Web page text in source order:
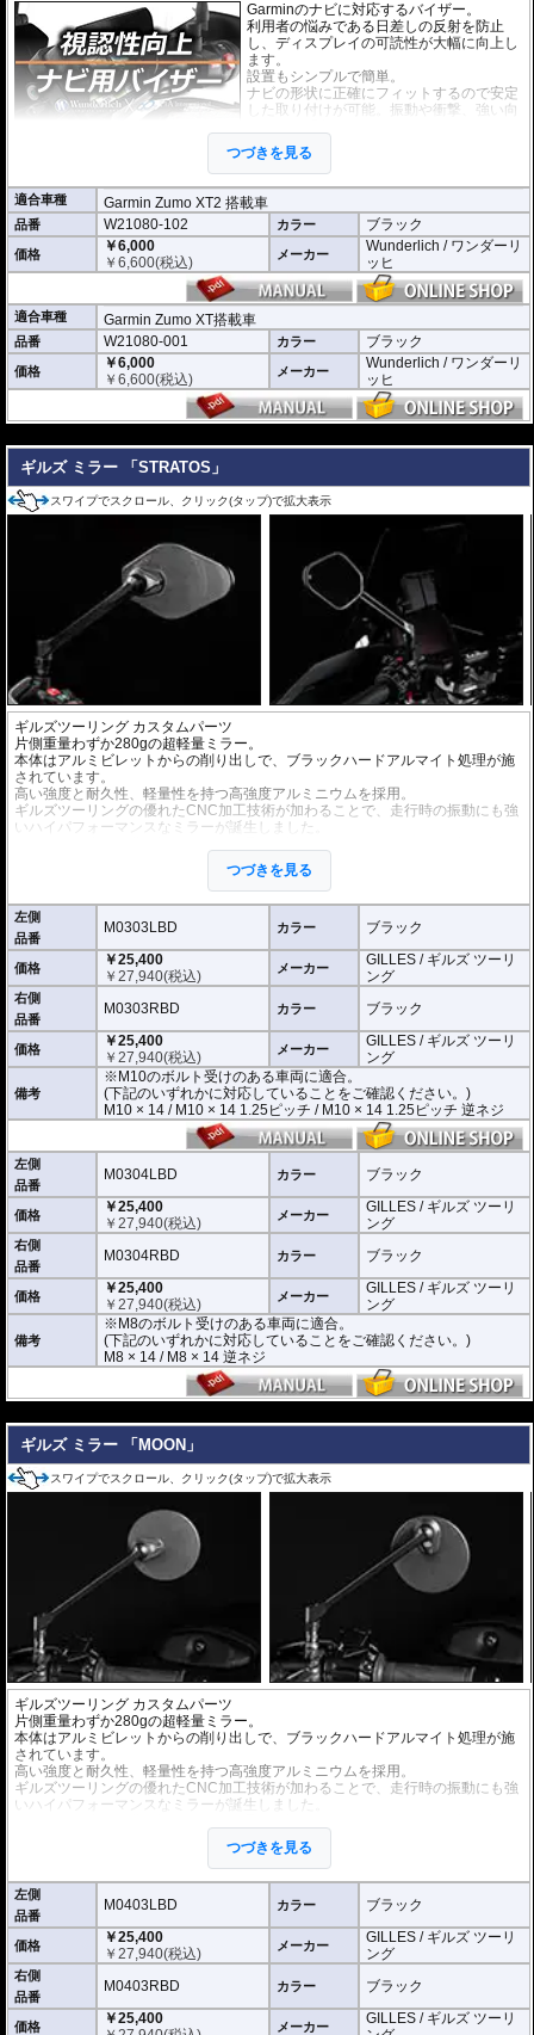
Garminのナビに対応するバイザー。
利用者の悩みである日差しの反射を防止
し、ディスプレイの可読性が大幅に向上し
ます。
設置もシンプルで簡単。
ナビの形状に正確にフィットするので安定
した取り付けが可能。振動や衝撃、強い向
耐紫外線、高耐久。
つづきを見る
適合車種 Garmin Zumo XT2 搭載車
品番 W21080-102 カラー ブラック
価格
￥6,000
￥6,600(税込) メーカー
Wunderlich / ワンダーリ
ッヒ
適合車種 Garmin Zumo XT搭載車
品番 W21080-001 カラー ブラック
価格
￥6,000
￥6,600(税込) メーカー
Wunderlich / ワンダーリ
ッヒ
ギルズ ミラー 「STRATOS」
スワイプでスクロール、クリック(タップ)で拡大表示
ギルズツーリング カスタムパーツ
片側重量わずか280gの超軽量ミラー。
本体はアルミビレットからの削り出しで、ブラックハードアルマイト処理が施
されています。
高い強度と耐久性、軽量性を持つ高強度アルミニウムを採用。
ギルズツーリングの優れたCNC加工技術が加わることで、走行時の振動にも強
いハイパフォーマンスなミラーが誕生しました。
付属アダプターは汎用性が高く、多くの車種にご利用いただけます。
※車検対応
※左右別売
※商品は汎用品です。
(取付確認がされているものは下記の適合検索で適合品番をご確認いただけま
す。)
M0303LBD / M0303RBD : M10のボルト受けのある車両に適合
※車体側のミラーの取り付け部分が下記のいずれかのネジに対応していること
をご確認ください。
M10 × 14 / M10 × 14 1.25ピッチ / M10 × 14 1.25ピッチ 逆ネジ
M0304LBD / M0304RBD : M8のボルト受けのある車両に適合
※車体側のミラーの取り付け部分が下記のいずれかのネジに対応していること
M8 × 14 / M8 × 14 逆ネジ
※取付箇所の状況や干渉するものがないかなど、あらかじめ寸法図を参考に実
車にて事前にご確認願います。
つづきを見る
左側
品番
M0303LBD カラー ブラック
価格
￥25,400
￥27,940(税込) メーカー
GILLES / ギルズ ツーリ
ング
右側
品番
M0303RBD カラー ブラック
価格
￥25,400
￥27,940(税込) メーカー
GILLES / ギルズ ツーリ
ング
備考
※M10のボルト受けのある車両に適合。
(下記のいずれかに対応していることをご確認ください。)
M10 × 14 / M10 × 14 1.25ピッチ / M10 × 14 1.25ピッチ 逆ネジ
左側
品番
M0304LBD カラー ブラック
価格
￥25,400
￥27,940(税込) メーカー
GILLES / ギルズ ツーリ
ング
右側
品番
M0304RBD カラー ブラック
価格
￥25,400
￥27,940(税込) メーカー
GILLES / ギルズ ツーリ
ング
備考
※M8のボルト受けのある車両に適合。
(下記のいずれかに対応していることをご確認ください。)
M8 × 14 / M8 × 14 逆ネジ
ギルズ ミラー 「MOON」
スワイプでスクロール、クリック(タップ)で拡大表示
ギルズツーリング カスタムパーツ
片側重量わずか280gの超軽量ミラー。
本体はアルミビレットからの削り出しで、ブラックハードアルマイト処理が施
されています。
高い強度と耐久性、軽量性を持つ高強度アルミニウムを採用。
ギルズツーリングの優れたCNC加工技術が加わることで、走行時の振動にも強
いハイパフォーマンスなミラーが誕生しました。
付属アダプターは汎用性が高く、多くの車種にご利用いただけます。
※車検対応
※左右別売
※商品は汎用品です。
(取付確認がされているものは下記の適合検索で適合品番をご確認いただけま
す。)
M0403LBD / M0403RBD : M10のボルト受けのある車両に適合
※車体側のミラーの取り付け部分が下記のいずれかのネジに対応していること
つづきを見る
左側
品番
M0403LBD カラー ブラック
価格
￥25,400
￥27,940(税込) メーカー
GILLES / ギルズ ツーリ
ング
右側
品番
M0403RBD カラー ブラック
価格
￥25,400
メーカー
GILLES / ギルズ ツーリ